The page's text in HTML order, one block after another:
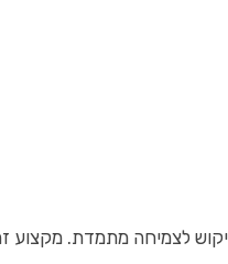
לצמיחה מתמדת.